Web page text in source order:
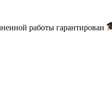
работы гарантирован